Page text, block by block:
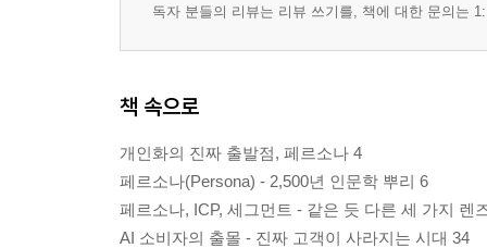
에필로그 - 철학이 제품이 되고, 제품이 혁명이 되
HubSpot 으로 만드는 개인화의 마법 132
성공을 만드는 5단계 HubSpot 구현 프레임워크 134
에필로그 - 도구의 진가는 그것을 쥔 손이 결정한다
6장. 알아서 일하는 시스템 - CRM 통합과 자동화
프롤로그 - 매일 아침 90분의 감옥 148
CRM 통합이 낳은 인사이트 157
독자 분들의 리뷰는 리뷰 쓰기를, 책에 대한 문의는
책 속으로
개인화의 진짜 출발점, 페르소나 4
페르소나(Persona) - 2,500년 인문학 뿌리 6
페르소나, ICP, 세그먼트 - 같은 듯 다른 세 가지 렌
AI 소비자의 출몰 - 진짜 고객이 사라지는 시대 34